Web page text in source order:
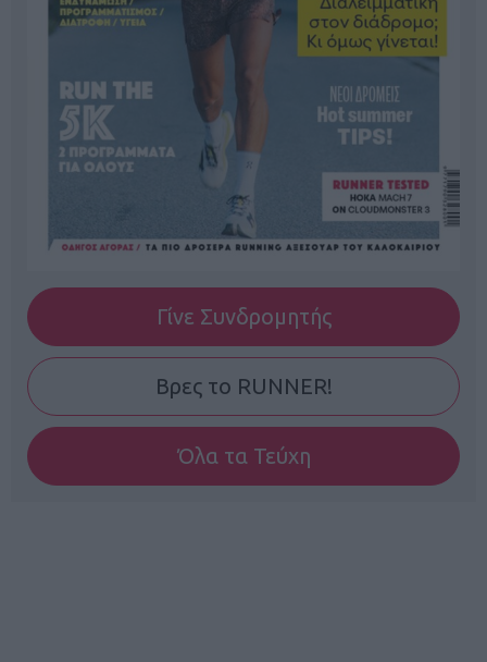
Γίνε Συνδρομητής
Βρες το RUNNER!
Όλα τα Τεύχη